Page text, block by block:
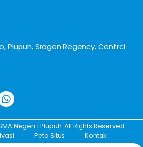
Plupuh, Sragen Regency, Central
Negeri 1 Plupuh. All Rights Reserved.
Peta Situs Kontak